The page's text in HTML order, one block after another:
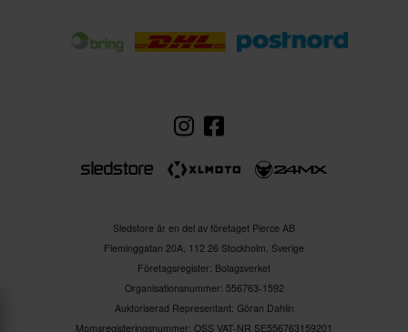
Sledstore är en del av företaget Pierce AB
Fleminggatan 20A, 112 26 Stockholm, Sverige
Företagsregister: Bolagsverket
Organisationsnummer: 556763-1592
Auktoriserad Representant: Göran Dahlin
Momsregisteringsnummer: OSS VAT-NR SE556763159201